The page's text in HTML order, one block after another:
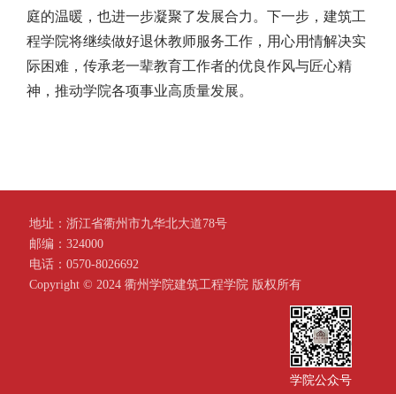
庭的温暖，也进一步凝聚了发展合力。下一步，建筑工
程学院将继续做好退休教师服务工作，用心用情解决实
际困难，传承老一辈教育工作者的优良作风与匠心精
神，推动学院各项事业高质量发展。
地址：浙江省衢州市九华北大道78号
邮编：324000
电话：0570-8026692
Copyright ©️ 2024 衢州学院建筑工程学院 版权所有
学院公众号